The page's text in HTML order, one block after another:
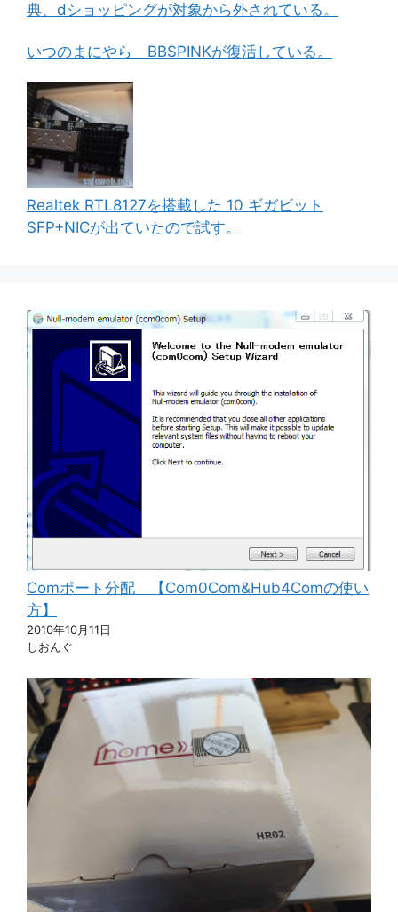
典、dショッピングが対象から外されている。
いつのまにやら BBSPINKが復活している。
Realtek RTL8127を搭載した 10 ギガビット
SFP+NICが出ていたので試す。
Comポート分配 【Com0Com&Hub4Comの使い
方】
2010年10月11日
しおんぐ